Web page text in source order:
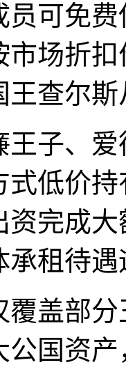
员可免
市场折
王查尔
、爱
式低价
资完成
承租待
部分
公国资